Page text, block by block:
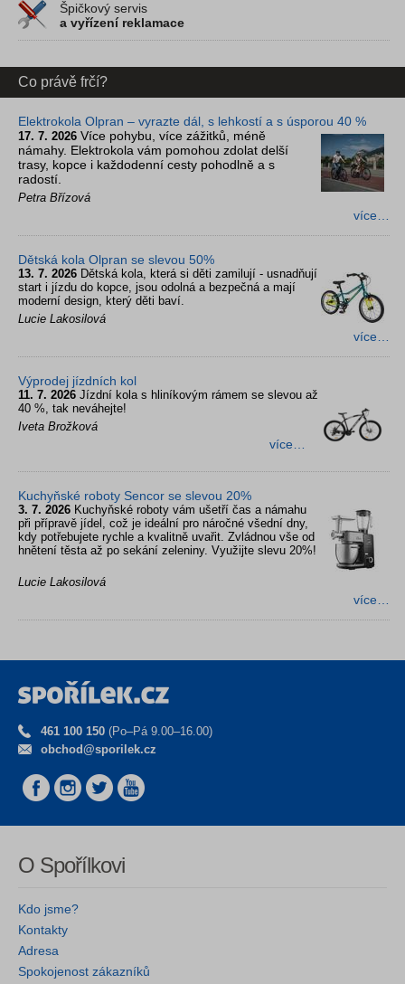
Špičkový servis
a vyřízení reklamace
Co právě frčí?
Elektrokola Olpran – vyrazte dál, s lehkostí a s úsporou 40 %
17. 7. 2026 Více pohybu, více zážitků, méně
námahy. Elektrokola vám pomohou zdolat delší
trasy, kopce i každodenní cesty pohodlně a s
radostí.
Petra Břízová
více…
Dětská kola Olpran se slevou 50%
13. 7. 2026 Dětská kola, která si děti zamilují - usnadňují
start i jízdu do kopce, jsou odolná a bezpečná a mají
moderní design, který děti baví.
Lucie Lakosilová
více…
Výprodej jízdních kol
11. 7. 2026 Jízdní kola s hliníkovým rámem se slevou až
40 %, tak neváhejte!
Iveta Brožková
více…
Kuchyňské roboty Sencor se slevou 20%
3. 7. 2026 Kuchyňské roboty vám ušetří čas a námahu
při přípravě jídel, což je ideální pro náročné všední dny,
kdy potřebujete rychle a kvalitně uvařit. Zvládnou vše od
hnětení těsta až po sekání zeleniny. Využijte slevu 20%!
Lucie Lakosilová
více…
461 100 150 (Po–Pá 9.00–16.00)
obchod@sporilek.cz
O Spořílkovi
Kdo jsme?
Kontakty
Adresa
Spokojenost zákazníků